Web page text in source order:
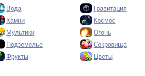
Вода Гравитация
Камни Космос
Мультики Огонь
Подземелье Сокровища
Фрукты Цветы